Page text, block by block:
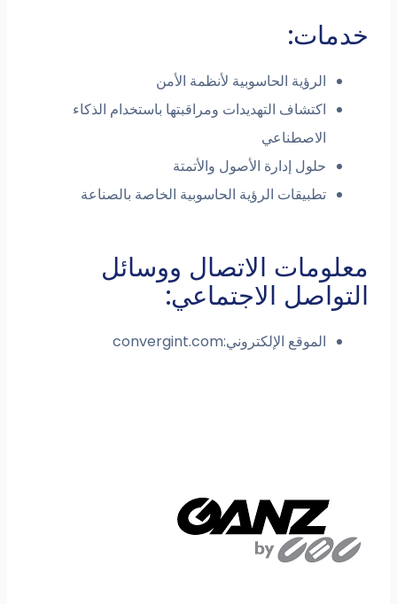
خدمات:
الرؤية الحاسوبية لأنظمة الأمن
اكتشاف التهديدات ومراقبتها باستخدام الذكاء
الاصطناعي
حلول إدارة الأصول والأتمتة
تطبيقات الرؤية الحاسوبية الخاصة بالصناعة
معلومات الاتصال ووسائل
التواصل الاجتماعي:
الموقع الإلكتروني:convergint.com